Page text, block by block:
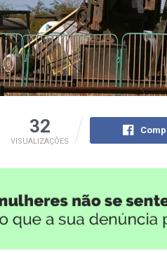
32
VISUALIZAÇÕES